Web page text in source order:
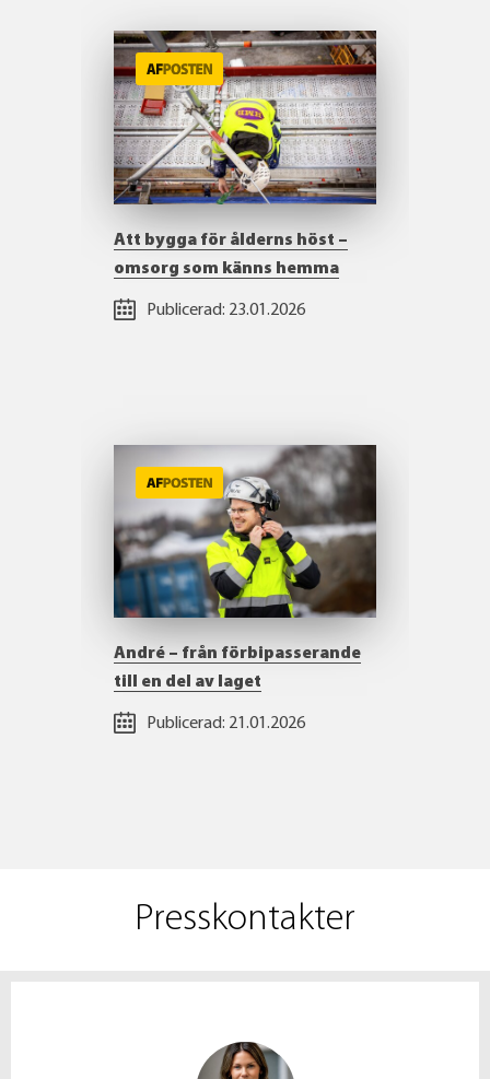
Att bygga för ålderns höst –
omsorg som känns hemma
Publicerad: 23.01.2026
André – från förbipasserande
till en del av laget
Publicerad: 21.01.2026
Presskontakter